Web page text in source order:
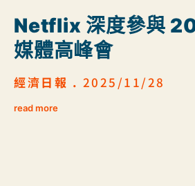
Netflix 深度參與
媒體高峰會
經濟日報 . 2025/11/28
read more